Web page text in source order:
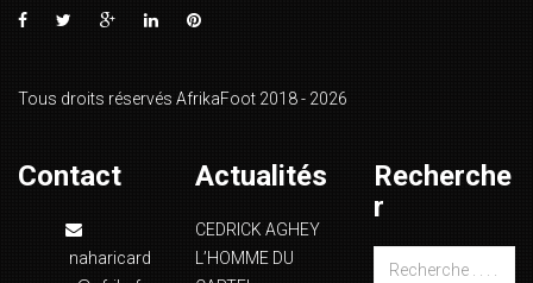
Tous droits réservés AfrikaFoot 2018 - 2026
Contact
naharicard
Actualités
CEDRICK AGHEY
L’HOMME DU
Recherche
r